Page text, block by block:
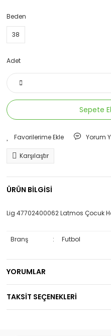
Beden
38
Adet
Sepete
Yorum
Karşılaştır
ÜRÜN BİLGİSİ
Lig 47702400062 Latmos Çocuk
Branş : Futbol
YORUMLAR
TAKSİT SEÇENEKLERİ